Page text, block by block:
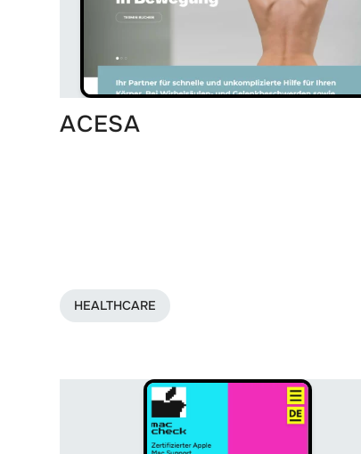
ACESA
HEALTHCARE